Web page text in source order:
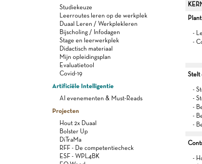
Studiekeuze
Leerroutes leren op de werkplek
Duaal Leren / Werkplekleren
Bijscholing / Infodagen
Stage en leerwerkplek
Didactisch materiaal
Mijn opleidingsplan
Evaluatietool
Covid-19
Artificiële Intelligentie
AI evenementen & Must-Reads
Projecten
Hout 2x Duaal
Bolster Up
DiTraMa
RFF - De competentiecheck
ESF - WPL4BK
-
-
Stelt
-
-
-
-
-
-